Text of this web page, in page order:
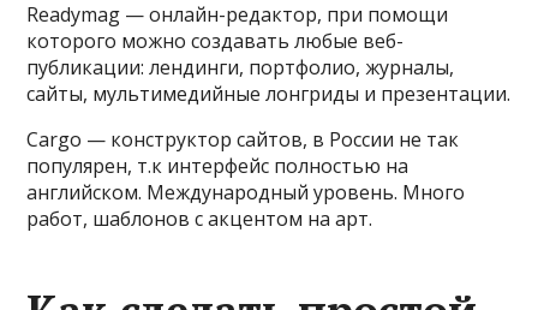
Readymag — онлайн-редактор, при помощи
которого можно создавать любые веб-
публикации: лендинги, портфолио, журналы,
сайты, мультимедийные лонгриды и презентации.
Cargo — конструктор сайтов, в России не так
популярен, т.к интерфейс полностью на
английском. Международный уровень. Много
работ, шаблонов с акцентом на арт.